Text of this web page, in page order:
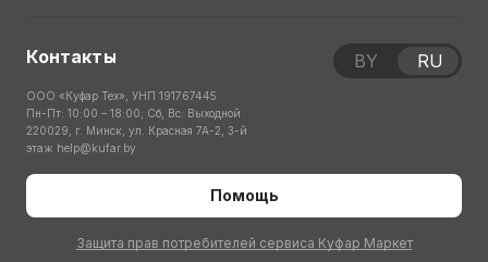
Контакты
ООО «Куфар Тех», УНП 191767445
Пн-Пт: 10:00 – 18:00; Сб, Вс: Выходной
220029, г. Минск, ул. Красная 7А-2, 3-й
этаж help@kufar.by
Помощь
Защита прав потребителей сервиса Куфар Маркет
BY RU